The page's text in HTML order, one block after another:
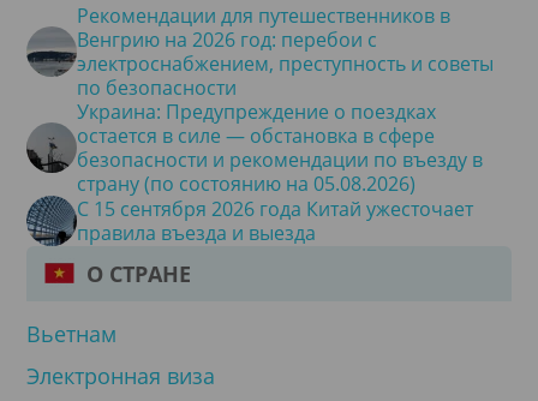
Рекомендации для путешественников в
Венгрию на 2026 год: перебои с
электроснабжением, преступность и советы
по безопасности
Украина: Предупреждение о поездках
остается в силе — обстановка в сфере
безопасности и рекомендации по въезду в
страну (по состоянию на 05.08.2026)
С 15 сентября 2026 года Китай ужесточает
правила въезда и выезда
О СТРАНЕ
Вьетнам
Электронная виза